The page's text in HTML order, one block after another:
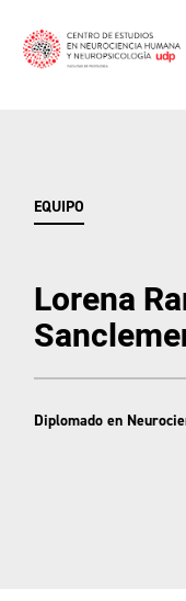
EQUIPO
Lorena
Diplomado en